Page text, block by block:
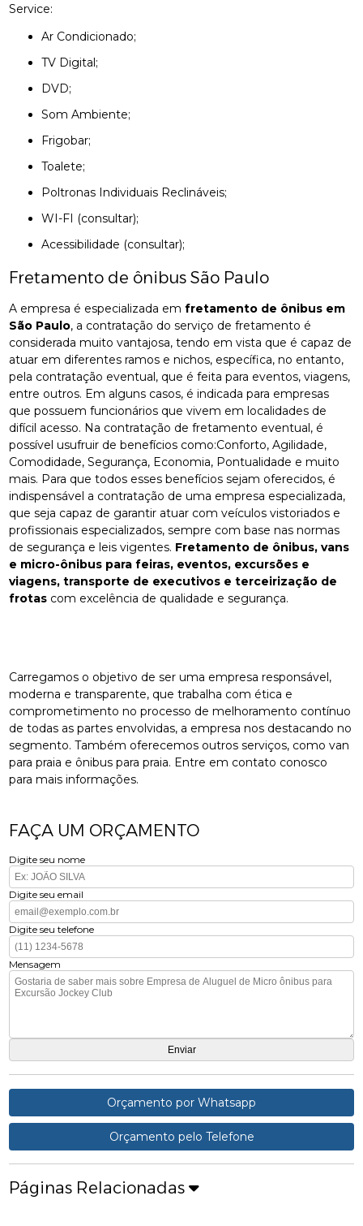
Service:
Ar Condicionado;
TV Digital;
DVD;
Som Ambiente;
Frigobar;
Toalete;
Poltronas Individuais Reclináveis;
WI-FI (consultar);
Acessibilidade (consultar);
Fretamento de ônibus São Paulo
A empresa é especializada emfretamento de ônibus em
São Paulo, a contratação do serviço de fretamento é
considerada muito vantajosa, tendo em vista que é capaz de
atuar em diferentes ramos e nichos, específica, no entanto,
pela contratação eventual, que é feita para eventos, viagens,
entre outros. Em alguns casos, é indicada para empresas
que possuem funcionários que vivem em localidades de
difícil acesso. Na contratação de fretamento eventual, é
possível usufruir de benefícios como:Conforto, Agilidade,
Comodidade, Segurança, Economia, Pontualidade e muito
mais. Para que todos esses benefícios sejam oferecidos, é
indispensável a contratação de uma empresa especializada,
que seja capaz de garantir atuar com veículos vistoriados e
profissionais especializados, sempre com base nas normas
de segurança e leis vigentes. Fretamento de ônibus, vans
e micro-ônibus para feiras, eventos, excursões e
viagens, transporte de executivos e terceirização de
frotas com excelência de qualidade e segurança.
Carregamos o objetivo de ser uma empresa responsável,
moderna e transparente, que trabalha com ética e
comprometimento no processo de melhoramento contínuo
de todas as partes envolvidas, a empresa nos destacando no
segmento. Também oferecemos outros serviços, como van
para praia e ônibus para praia. Entre em contato conosco
para mais informações.
FAÇA UM ORÇAMENTO
Digite seu nome
Digite seu email
Digite seu telefone
Mensagem
Orçamento por Whatsapp
Orçamento pelo Telefone
Páginas Relacionadas